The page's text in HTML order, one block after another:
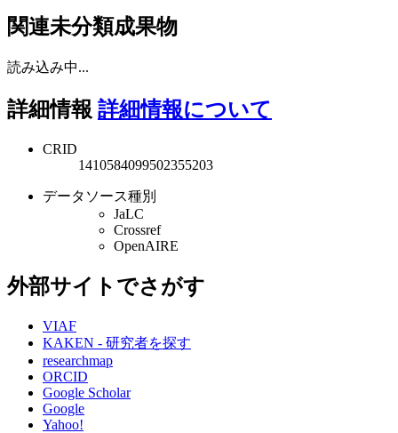
関連未分類成果物
読み込み中...
詳細情報 詳細情報について
CRID
1410584099502355203
データソース種別
JaLC
Crossref
OpenAIRE
外部サイトでさがす
VIAF
KAKEN - 研究者を探す
researchmap
ORCID
Google Scholar
Google
Yahoo!